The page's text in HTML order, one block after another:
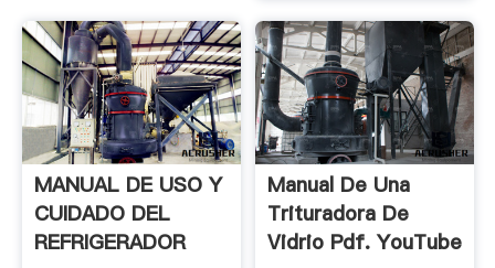
MANUAL DE USO Y
CUIDADO DEL
REFRIGERADOR
Manual De Una
Trituradora De
Vidrio Pdf. YouTube